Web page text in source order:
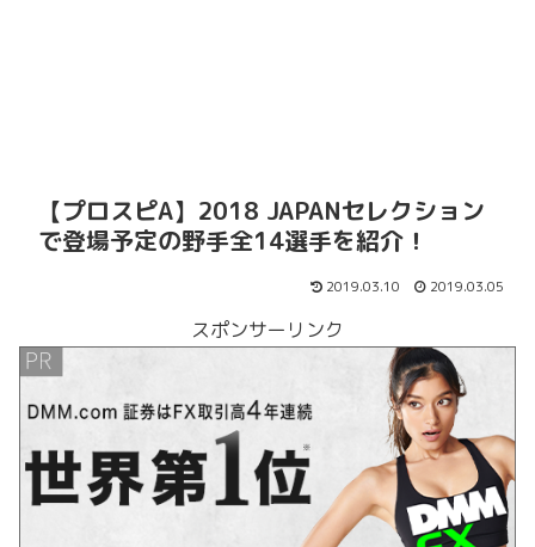
【プロスピA】2018 JAPANセレクション
で登場予定の野手全14選手を紹介！
2019.03.10 2019.03.05
スポンサーリンク